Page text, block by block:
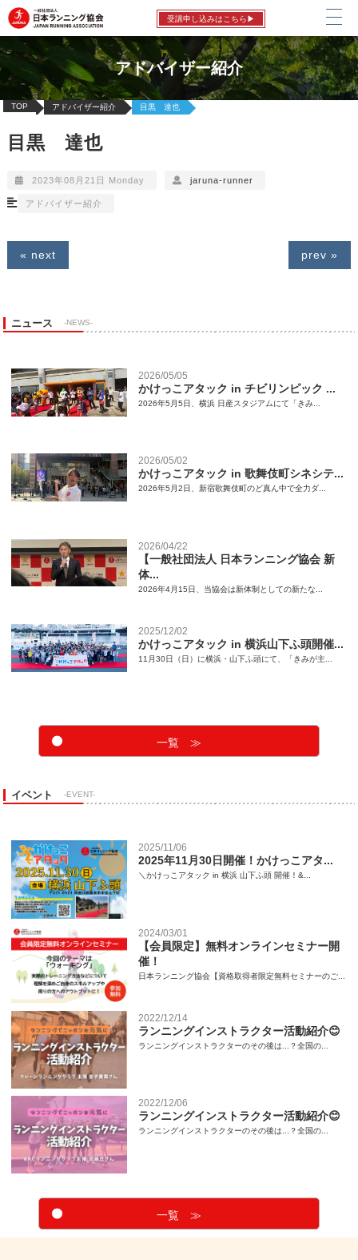
受講申し込みはこちら▶
アドバイザー紹介
TOP アドバイザー紹介 目黒 達也
目黒 達也
2023年08月21日 Monday jaruna-runner
アドバイザー紹介
« next prev »
ニュース -NEWS-
2026/05/05
かけっこアタック in チビリンピック ...
2026年5月5日、横浜 日産スタジアムにて「きみ...
2026/05/02
かけっこアタック in 歌舞伎町シネシテ...
2026年5月2日、新宿歌舞伎町のど真ん中で全力ダ...
2026/04/22
【一般社団法人 日本ランニング協会 新
体...
2026年4月15日、当協会は新体制としての新たな...
2025/12/02
かけっこアタック in 横浜山下ふ頭開催...
11月30日（日）に横浜・山下ふ頭にて、「きみが主...
一覧 ≫
イベント -EVENT-
2025/11/06
2025年11月30日開催！かけっこアタ...
＼かけっこアタック in 横浜 山下ふ頭 開催！&...
2024/03/01
【会員限定】無料オンラインセミナー開
催！
日本ランニング協会【資格取得者限定無料セミナーのご...
2022/12/14
ランニングインストラクター活動紹介😊
ランニングインストラクターのその後は...？全国の...
2022/12/06
ランニングインストラクター活動紹介😊
ランニングインストラクターのその後は...？全国の...
一覧 ≫